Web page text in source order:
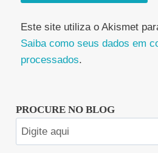
Este site utiliza o Akismet
Saiba como seus dados em
processados.
PROCURE NO BLOG